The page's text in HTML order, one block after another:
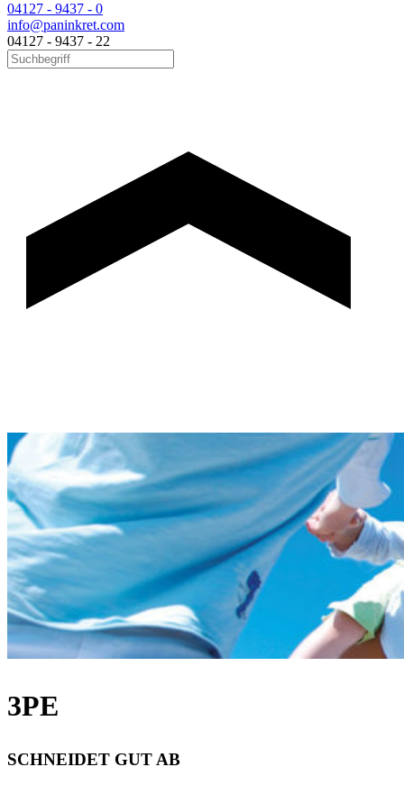
04127 - 9437 - 0
info@paninkret.com
04127 - 9437 - 22
3PE
SCHNEIDET GUT AB